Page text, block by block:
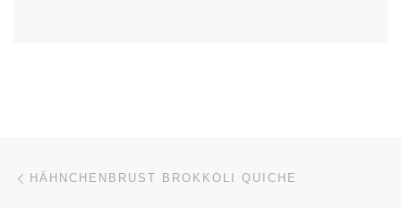
Beitragsnavigation
HÄHNCHENBRUST BROKKOLI QUICHE